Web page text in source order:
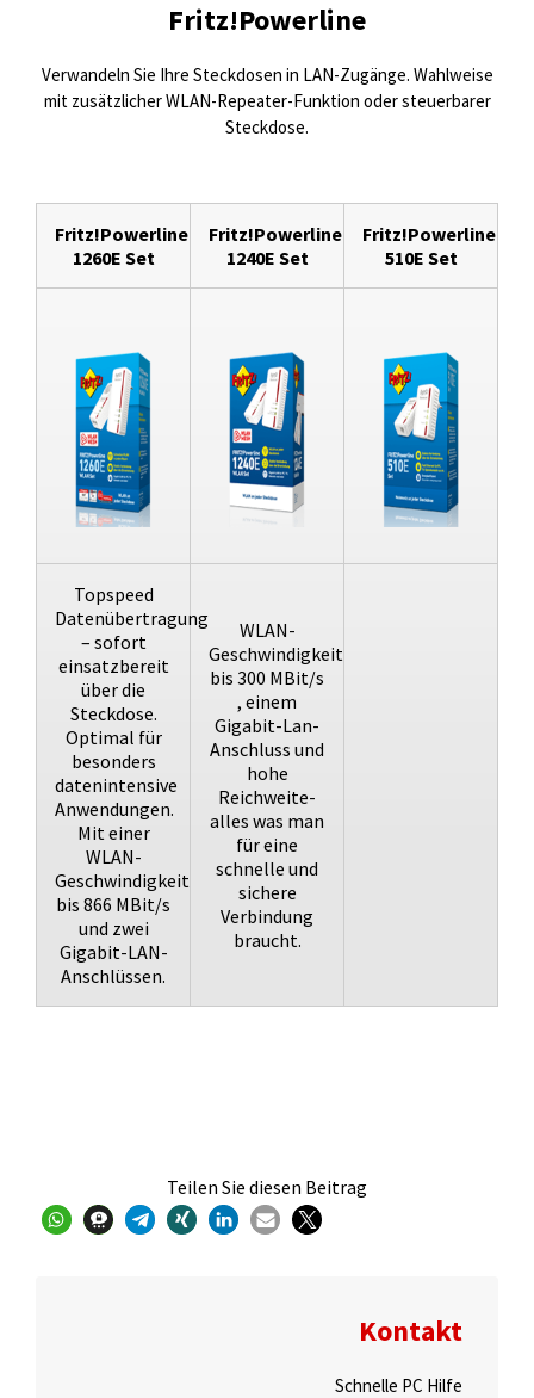
Fritz!Powerline
Verwandeln Sie Ihre Steckdosen in LAN-Zugänge. Wahlweise
mit zusätzlicher WLAN-Repeater-Funktion oder steuerbarer
Steckdose.
Fritz!Powerline
1260E Set
Fritz!Powerline
1240E Set
Fritz!Powerline
510E Set
Topspeed
Datenübertragung
– sofort
einsatzbereit
über die
Steckdose.
Optimal für
besonders
datenintensive
Anwendungen.
Mit einer
WLAN-
Geschwindigkeit
bis 866 MBit/s
und zwei
Gigabit-LAN-
Anschlüssen.
WLAN-
Geschwindigkeit
bis 300 MBit/s
, einem
Gigabit-Lan-
Anschluss und
hohe
Reichweite-
alles was man
für eine
schnelle und
sichere
Verbindung
braucht.
Teilen Sie diesen Beitrag
Kontakt
Schnelle PC Hilfe